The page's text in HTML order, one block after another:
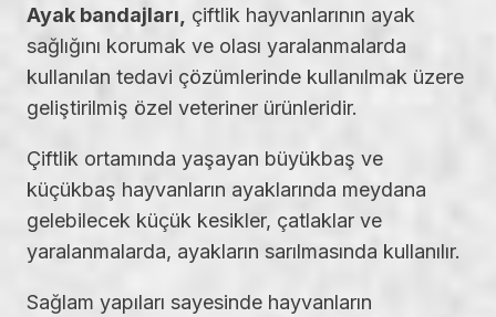
Ayak bandajları, çiftlik hayvanlarının ayak
sağlığını korumak ve olası yaralanmalarda
kullanılan tedavi çözümlerinde kullanılmak üzere
geliştirilmiş özel veteriner ürünleridir.
Çiftlik ortamında yaşayan büyükbaş ve
küçükbaş hayvanların ayaklarında meydana
gelebilecek küçük kesikler, çatlaklar ve
yaralanmalarda, ayakların sarılmasında kullanılır.
Sağlam yapıları sayesinde hayvanların